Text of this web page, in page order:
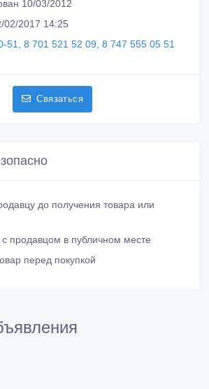
10/03/2012
02/2017 14:25
51, 8 701 521 52 09, 8 747 555 05 51
Связаться
до получения товара или
с продавцом в публичном месте
перед покупкой